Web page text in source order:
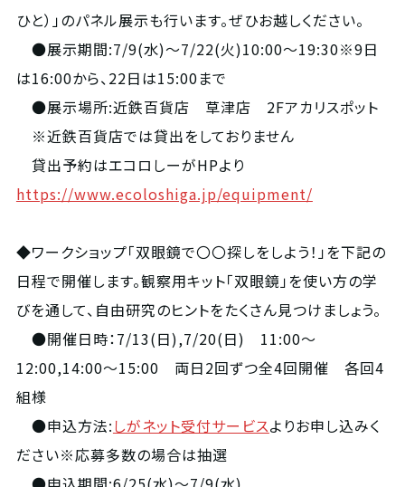
ひと）」のパネル展示も行います。ぜひお越しください。
●展示期間:7/9(水)～7/22(火)10:00～19:30※9日
は16:00から、22日は15:00まで
●展示場所:近鉄百貨店 草津店 2Fアカリスポット
※近鉄百貨店では貸出をしておりません
貸出予約はエコロしーがHPより
https://www.ecoloshiga.jp/equipment/
◆ワークショップ「双眼鏡で〇〇探しをしよう！」を下記の
日程で開催します。観察用キット「双眼鏡」を使い方の学
びを通して、自由研究のヒントをたくさん見つけましょう。
●開催日時：7/13(日),7/20(日) 11:00～
12:00,14:00～15:00 両日2回ずつ全4回開催 各回4
組様
●申込方法:しがネット受付サービスよりお申し込みく
ださい※応募多数の場合は抽選